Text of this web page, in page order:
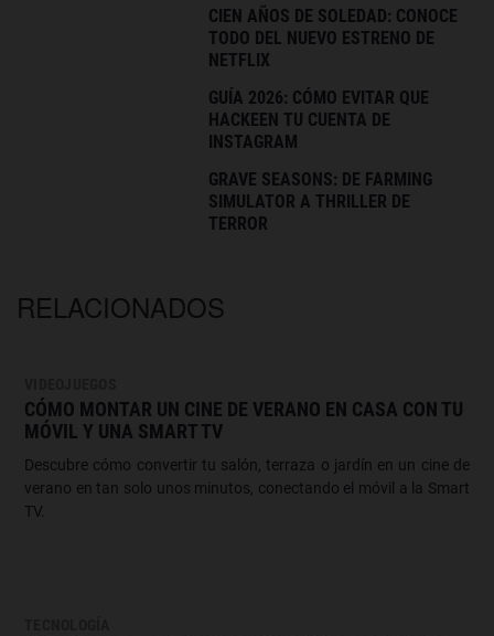
CIEN AÑOS DE SOLEDAD: CONOCE
TODO DEL NUEVO ESTRENO DE
NETFLIX
GUÍA 2026: CÓMO EVITAR QUE
HACKEEN TU CUENTA DE
INSTAGRAM
GRAVE SEASONS: DE FARMING
SIMULATOR A THRILLER DE
TERROR
RELACIONADOS
CÓMO MONTAR UN CINE DE VERANO EN CASA CON TU
MÓVIL Y UNA SMART TV
Descubre cómo convertir tu salón, terraza o jardín en un cine de
verano en tan solo unos minutos, conectando el móvil a la Smart
TV.